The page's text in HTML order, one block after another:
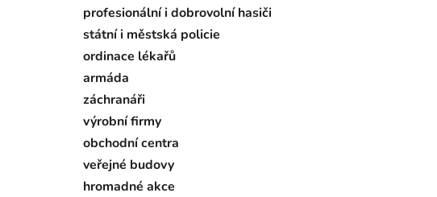
profesionální i dobrovolní hasiči
státní i městská policie
ordinace lékařů
armáda
záchranáři
výrobní firmy
obchodní centra
veřejné budovy
hromadné akce